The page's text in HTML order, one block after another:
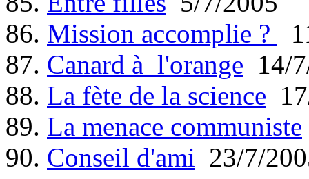
86. Mission accomplie ?
87. Canard à l'orange 14/
88. La fète de la science
89. La menace communiste
90. Conseil d'ami 23/7/